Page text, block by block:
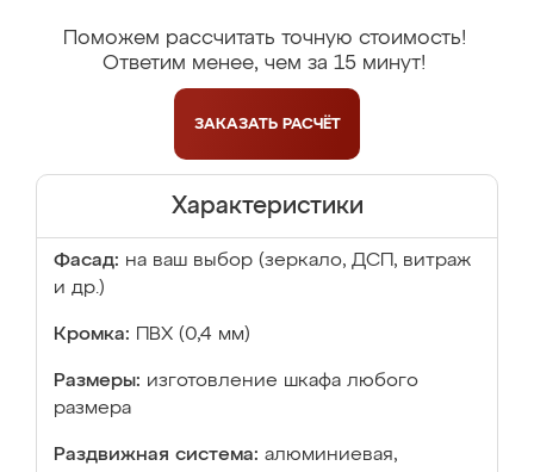
Поможем рассчитать точную стоимость!
Ответим менее, чем за 15 минут!
ЗАКАЗАТЬ РАСЧЁТ
Характеристики
Фасад: на ваш выбор (зеркало, ДСП, витраж
и др.)
Кромка: ПВХ (0,4 мм)
Размеры: изготовление шкафа любого
размера
Раздвижная система: алюминиевая,